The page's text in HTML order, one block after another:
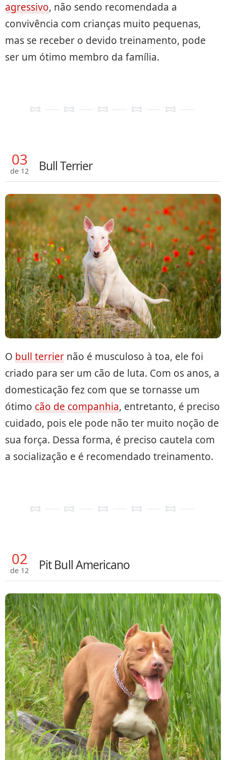
agressivo, não sendo recomendada a
convivência com crianças muito pequenas,
mas se receber o devido treinamento, pode
ser um ótimo membro da família.
03
de 12 Bull Terrier
O bull terrier não é musculoso à toa, ele foi
criado para ser um cão de luta. Com os anos, a
domesticação fez com que se tornasse um
ótimo cão de companhia, entretanto, é preciso
cuidado, pois ele pode não ter muito noção de
sua força. Dessa forma, é preciso cautela com
a socialização e é recomendado treinamento.
02
de 12 Pit Bull Americano